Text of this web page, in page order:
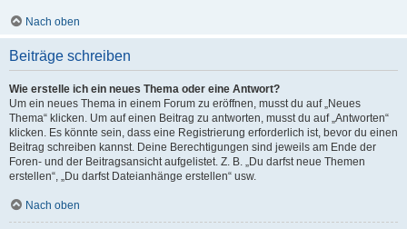
Nach oben
Beiträge schreiben
Wie erstelle ich ein neues Thema oder eine Antwort?
Um ein neues Thema in einem Forum zu eröffnen, musst du auf „Neues
Thema“ klicken. Um auf einen Beitrag zu antworten, musst du auf „Antworten“
klicken. Es könnte sein, dass eine Registrierung erforderlich ist, bevor du einen
Beitrag schreiben kannst. Deine Berechtigungen sind jeweils am Ende der
Foren- und der Beitragsansicht aufgelistet. Z. B. „Du darfst neue Themen
erstellen“, „Du darfst Dateianhänge erstellen“ usw.
Nach oben